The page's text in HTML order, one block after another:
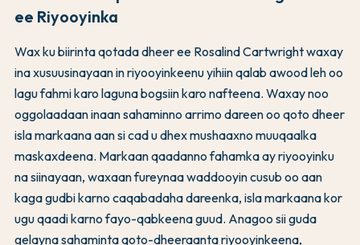
ee Riyooyinka
Wax ku biirinta qotada dheer ee Rosalind Cartwright waxay
ina xusuusinayaan in riyooyinkeenu yihiin qalab awood leh oo
lagu fahmi karo laguna bogsiin karo nafteena. Waxay noo
oggolaadaan inaan sahaminno arrimo dareen oo qoto dheer
isla markaana aan si cad u dhex mushaaxno muuqaalka
maskaxdeena. Markaan qaadanno fahamka ay riyooyinku
na siinayaan, waxaan fureynaa waddooyin cusub oo aan
kaga gudbi karno caqabadaha dareenka, isla markaana kor
ugu qaadi karno fayo-qabkeena guud. Anagoo sii guda
gelayna sahaminta qoto-dheeraanta riyooyinkeena,